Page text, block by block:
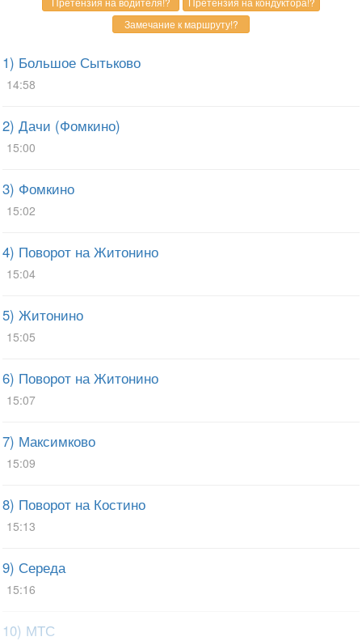
1) Большое Сытьково
14:58
2) Дачи (Фомкино)
15:00
3) Фомкино
15:02
4) Поворот на Житонино
15:04
5) Житонино
15:05
6) Поворот на Житонино
15:07
7) Максимково
15:09
8) Поворот на Костино
15:13
9) Середа
15:16
10) МТС